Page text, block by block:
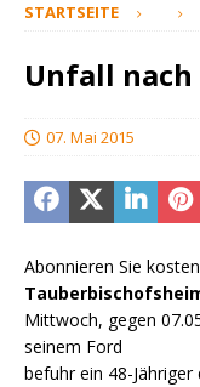
STARTSEITE
Unfall
07. Mai 2015
Abonnieren Sie
Mittwoch, gegen
seinem Ford
befuhr ein 48-